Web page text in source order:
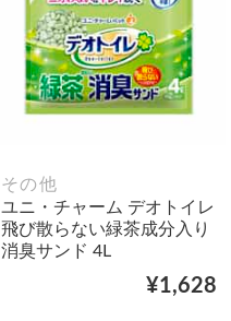
その他
ユニ・チャーム デオトイレ
飛び散らない緑茶成分入り
消臭サンド 4L
¥1,628